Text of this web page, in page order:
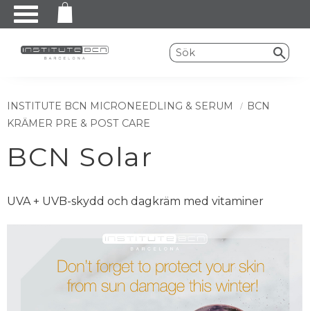
Meny
INSTITUTE BCN MICRONEEDLING & SERUM
BCN
KRÄMER PRE & POST CARE
BCN Solar
UVA + UVB-skydd och dagkräm med vitaminer